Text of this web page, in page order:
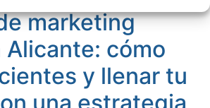
marketing
Alicante: cómo
y llenar tu
una estrategia